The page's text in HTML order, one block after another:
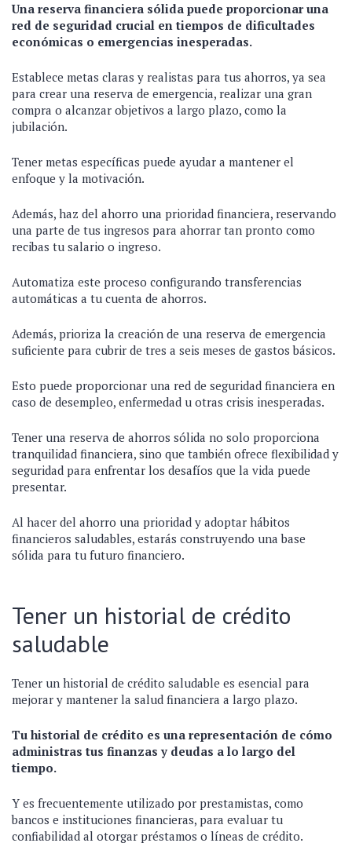
Una reserva financiera sólida puede proporcionar una
red de seguridad crucial en tiempos de dificultades
económicas o emergencias inesperadas.
Establece metas claras y realistas para tus ahorros, ya sea
para crear una reserva de emergencia, realizar una gran
compra o alcanzar objetivos a largo plazo, como la
jubilación.
Tener metas específicas puede ayudar a mantener el
enfoque y la motivación.
Además, haz del ahorro una prioridad financiera, reservando
una parte de tus ingresos para ahorrar tan pronto como
recibas tu salario o ingreso.
Automatiza este proceso configurando transferencias
automáticas a tu cuenta de ahorros.
Además, prioriza la creación de una reserva de emergencia
suficiente para cubrir de tres a seis meses de gastos básicos.
Esto puede proporcionar una red de seguridad financiera en
caso de desempleo, enfermedad u otras crisis inesperadas.
Tener una reserva de ahorros sólida no solo proporciona
tranquilidad financiera, sino que también ofrece flexibilidad y
seguridad para enfrentar los desafíos que la vida puede
presentar.
Al hacer del ahorro una prioridad y adoptar hábitos
financieros saludables, estarás construyendo una base
sólida para tu futuro financiero.
Tener un historial de crédito
saludable
Tener un historial de crédito saludable es esencial para
mejorar y mantener la salud financiera a largo plazo.
Tu historial de crédito es una representación de cómo
administras tus finanzas y deudas a lo largo del
tiempo.
Y es frecuentemente utilizado por prestamistas, como
bancos e instituciones financieras, para evaluar tu
confiabilidad al otorgar préstamos o líneas de crédito.